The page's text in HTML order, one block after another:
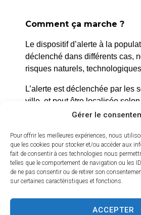
Gérer le
Pour offrir les meilleures expériences, nous
que les cookies pour stocker et/ou accéder aux
fait de consentir à ces technologies nous
telles que le comportement de navigation ou les
de ne pas consentir ou de retirer son
sur certaines caractéristiques et fonctions.
ACCEPTER
La Roque d’Anthéron
2 avenue de l’Europe Unie,
Nous contacter
Horaires d'ouverture
Du lundi au jeudi :
de 8h30 à 11h30 et de 14h à 16h
Le vendredi :
Comment ça marche ?
Le dispositif d’alerte à la
déclenché dans différents cas,
risques naturels,
L’alerte est déclenchée par les
ville, et peut être localisée
l’étendue du risque.
Prenez quelques minutes pour
bénéficier gratuitement de ce
https://
Comment sont utilisées